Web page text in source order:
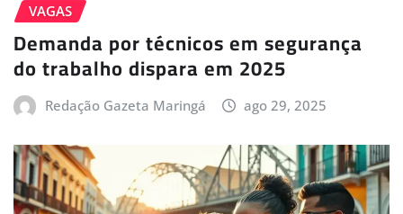
VAGAS
Demanda por técnicos em segurança
do trabalho dispara em 2025
Redação Gazeta Maringá ago 29, 2025